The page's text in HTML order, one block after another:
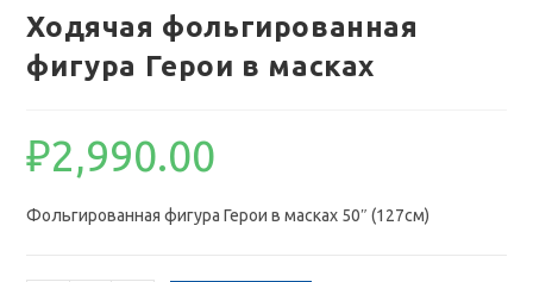
Ходячая фольгированная
фигура Герои в масках
₽2,990.00
Фольгированная фигура Герои в масках 50″ (127см)